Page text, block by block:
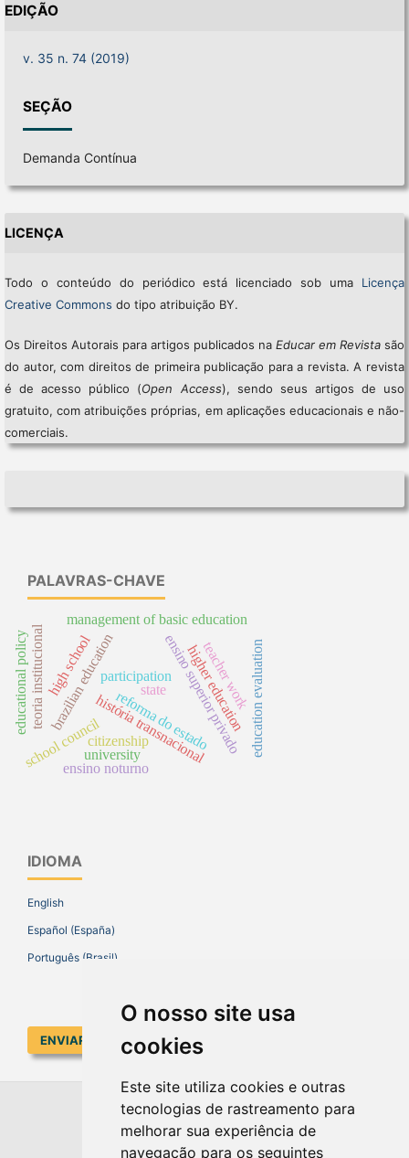
O nosso site usa
cookies
Este site utiliza cookies e outras
tecnologias de rastreamento para
melhorar sua experiência de
navegação para os seguintes
EDIÇÃO
v. 35 n. 74 (2019)
SEÇÃO
Demanda Contínua
LICENÇA
Todo o conteúdo do periódico está licenciado sob uma Licença
Creative Commons do tipo atribuição BY.
Os Direitos Autorais para artigos publicados naEducar em Revista são
do autor, com direitos de primeira publicação para a revista. A revista
é de acesso público (Open Access), sendo seus artigos de uso
gratuito, com atribuições próprias, em aplicações educacionais e não-
comerciais.
PALAVRAS-CHAVE
história transnacional
brazilian education
management of basic education
school councilcitizenship
participationensino superior privado
reforma do estado
teoria institucional higher education
university
educational policy
ensino noturno
high school education evaluation
teacher work
state
IDIOMA
English
Español (España)
Português (Brasil)
ENVIAR SUBMISSÃO
EDUCAR EM REVISTA